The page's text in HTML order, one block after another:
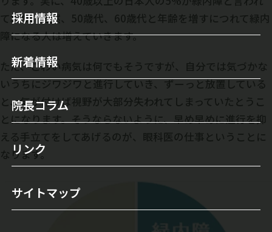
施設案内
白内障手術
レーシック手術
多焦点眼内レンズ
自由診療（保険外治療）
手術実績
屈折矯正（視力回復）
円錐角膜治療
緑内障
霰粒腫
ドライアイ
眼瞼下垂
涙目/ 鼻涙管閉塞
翼状片
採用情報
新着情報
院長コラム
リンク
サイトマップ
ており、当然、50歳代、60歳代と年齢を増すにつれて緑内
障になる人は増えていきます。
ただ、こわい病気は何でもそうですが、自分では気づかな
いうちにジワジワと進行していき、ずーっと放置している
と、気が付けば視野が大部分失われてしまっていたとうこ
とになります。そうならないように、早め早めに進行を抑
える手立てをしてあげるのが、眼科医の仕事ということに
なります。